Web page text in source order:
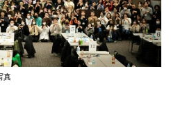
真